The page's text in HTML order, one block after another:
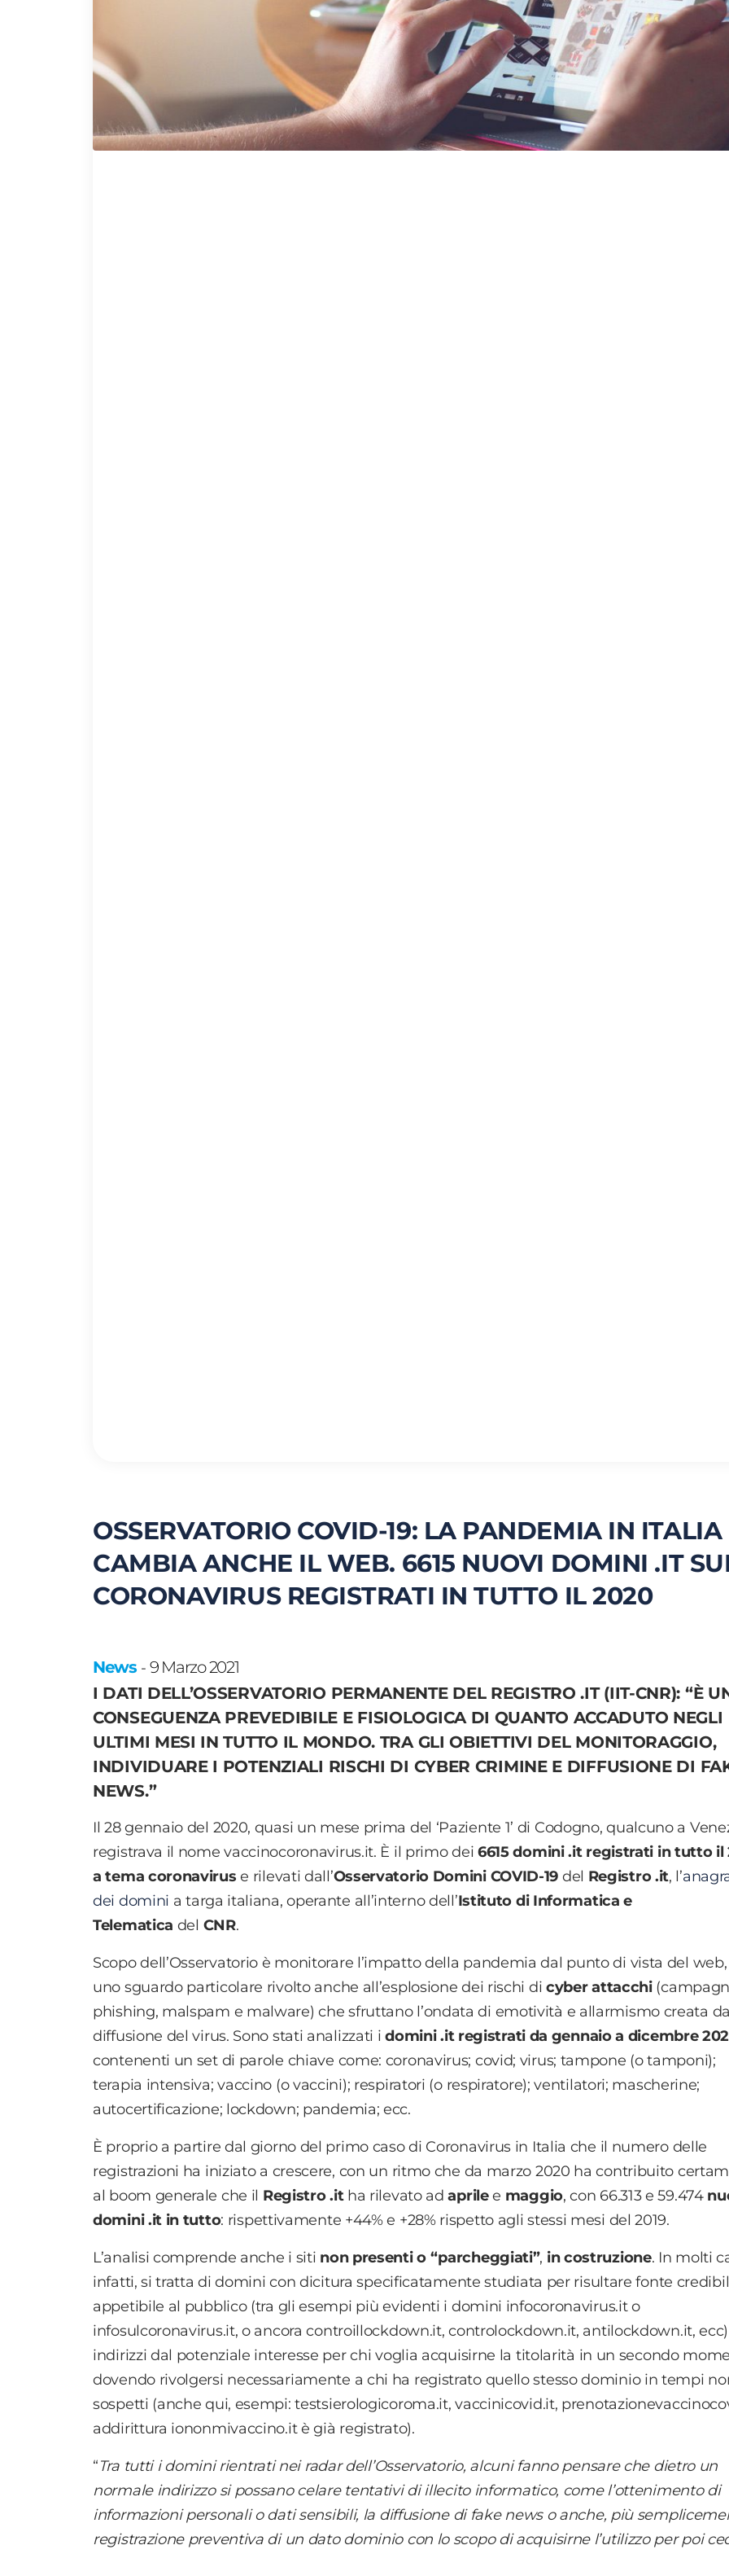
OSSERVATORIO COVID-19: LA PANDEMIA IN ITALIA
CAMBIA ANCHE IL WEB. 6615 NUOVI DOMINI .IT
CORONAVIRUS REGISTRATI IN TUTTO IL 2020
News - 9 Marzo 2021
I DATI DELL’OSSERVATORIO PERMANENTE DEL REGISTRO .IT (IIT-CNR): “È
CONSEGUENZA PREVEDIBILE E FISIOLOGICA DI QUANTO ACCADUTO NEGLI
ULTIMI MESI IN TUTTO IL MONDO. TRA GLI OBIETTIVI DEL MONITORAGGIO,
INDIVIDUARE I POTENZIALI RISCHI DI CYBER CRIMINE E DIFFUSIONE DI
NEWS.”
Il 28 gennaio del 2020, quasi un mese prima del ‘Paziente 1’ di Codogno, qualcuno a
registrava il nome vaccinocoronavirus.it. È il primo dei 6615 domini .it registrati in tutto il
a tema coronavirus e rilevati dall’Osservatorio Domini COVID-19 del Registro .it, l’
dei domini a targa italiana, operante all’interno dell’Istituto di Informatica e
Telematica del CNR.
Scopo dell’Osservatorio è monitorare l’impatto della pandemia dal punto di vista del
uno sguardo particolare rivolto anche all’esplosione dei rischi di cyber attacchi
phishing, malspam e malware) che sfruttano l’ondata di emotività e allarmismo creata
diffusione del virus. Sono stati analizzati idomini .it registrati da gennaio a dicembre
contenenti un set di parole chiave come: coronavirus; covid; virus; tampone (o tamponi);
terapia intensiva; vaccino (o vaccini); respiratori (o respiratore); ventilatori; mascherine;
autocertificazione; lockdown; pandemia; ecc.
È proprio a partire dal giorno del primo caso di Coronavirus in Italia che il numero delle
registrazioni ha iniziato a crescere, con un ritmo che da marzo 2020 ha contribuito
al boom generale che il Registro .itha rilevato adaprilee maggio, con 66.313 e 59.474
domini .it in tutto: rispettivamente +44% e +28% rispetto agli stessi mesi del 2019.
L’analisi comprende anche i siti non presenti o “parcheggiati”, in costruzione. In molti
infatti, si tratta di domini con dicitura specificatamente studiata per risultare fonte
appetibile al pubblico (tra gli esempi più evidenti i domini infocoronavirus.it o
infosulcoronavirus.it, o ancora controillockdown.it, controlockdown.it, antilockdown.it,
indirizzi dal potenziale interesse per chi voglia acquisirne la titolarità in un secondo
dovendo rivolgersi necessariamente a chi ha registrato quello stesso dominio in tempi
sospetti (anche qui, esempi: testsierologicoroma.it, vaccinicovid.it,
addirittura iononmivaccino.it è già registrato).
“Tra tutti i domini rientrati nei radar dell’Osservatorio, alcuni fanno pensare che dietro un
normale indirizzo si possano celare tentativi di illecito informatico, come l’ottenimento di
informazioni personali o dati sensibili, la diffusione di fake news o anche, più
registrazione preventiva di un dato dominio con lo scopo di acquisirne l’utilizzo per poi